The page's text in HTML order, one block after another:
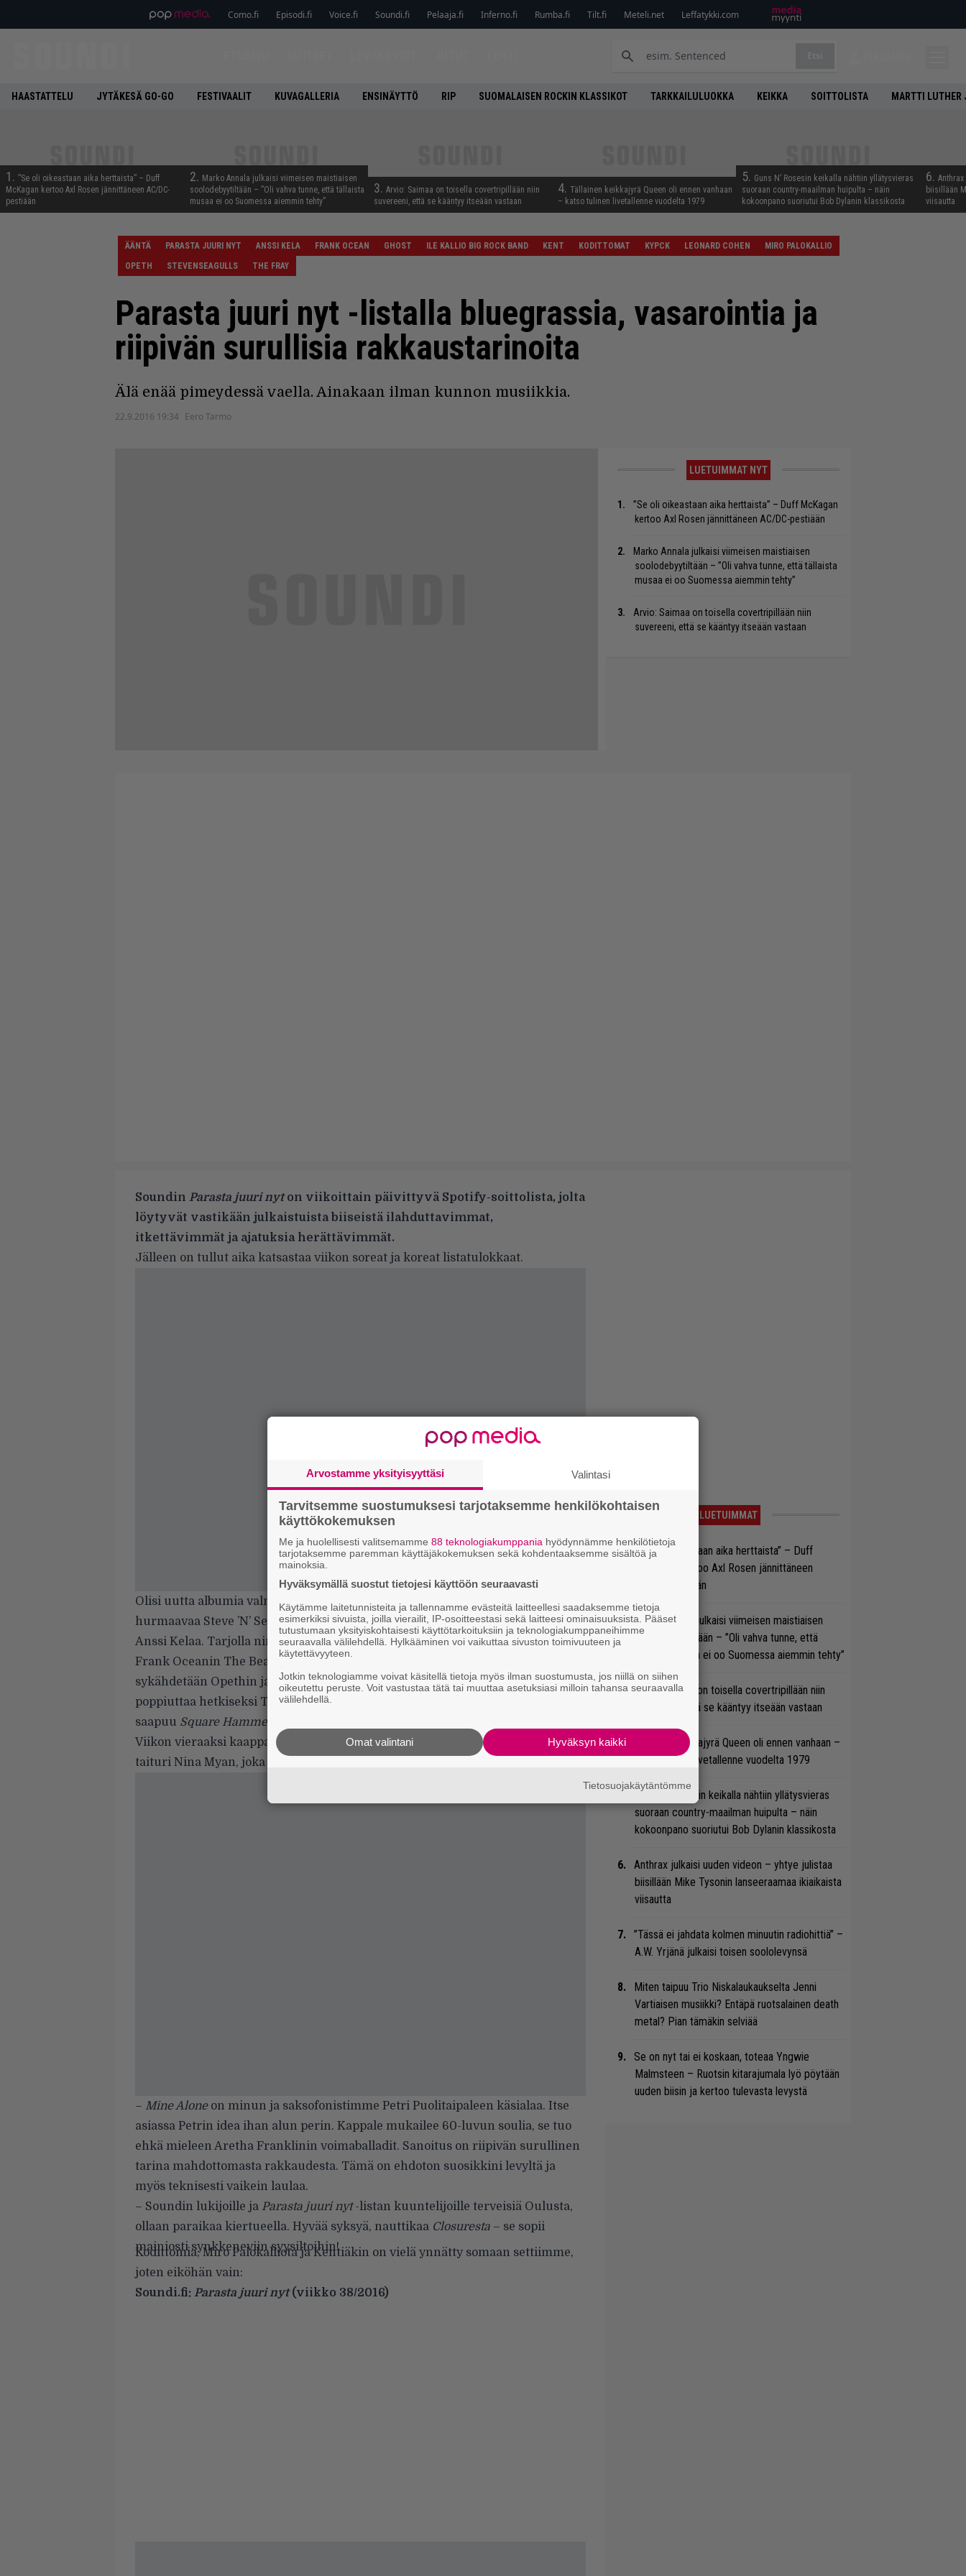
Como.fi Episodi.fi Voice.fi Soundi.fi Pelaaja.fi Inferno.fi Rumba.fi Tilt.fi Meteli.net Leffatykki.com
HAASTATTELU JYTÄKESÄ GO-GO FESTIVAALIT KUVAGALLERIA ENSINÄYTTÖ RIP SUOMALAISEN ROCKIN KLASSIKOT TARKKAILULUOKKA KEIKKA SOITTOLISTA MARTTI
1. ”Se oli oikeastaan aika herttaista” – Duff
McKagan kertoo Axl Rosen jännittäneen AC/DC-
pestiään
2. Marko Annala julkaisi viimeisen maistiaisen
soolodebyytiltään – ”Oli vahva tunne, että tällaista
musaa ei oo Suomessa aiemmin tehty”
3. Arvio: Saimaa on toisella covertripillään niin
suvereeni, että se kääntyy itseään vastaan
4. Tällainen keikkajyrä Queen oli ennen vanhaan
– katso tulinen livetallenne vuodelta 1979
5. Guns N’ Rosesin keikalla nähtiin yllätysvieras
suoraan country-maailman huipulta – näin
kokoonpano suoriutui Bob Dylanin klassikosta
6.
biisillään
viisautta
ÄÄNTÄ PARASTA JUURI NYT ANSSI KELA FRANK OCEAN GHOST ILE KALLIO BIG ROCK BAND KENT KODITTOMAT KYPCK LEONARD COHEN
MIRO PALOKALLIO
OPETH
STEVENSEAGULLS THE FRAY
Parasta juuri nyt -listalla bluegrassia, vasarointia ja
riipivän surullisia rakkaustarinoita
Älä enää pimeydessä vaella. Ainakaan ilman kunnon musiikkia.
22.9.2016 19:34 Eero Tarmo
LUETUIMMAT NYT
”Se oli oikeastaan aika herttaista” – Duff McKagan
kertoo Axl Rosen jännittäneen AC/DC-pestiään
Marko Annala julkaisi viimeisen maistiaisen
soolodebyytiltään – ”Oli vahva tunne, että tällaista
musaa ei oo Suomessa aiemmin tehty”
Arvio: Saimaa on toisella covertripillään niin
suvereeni, että se kääntyy itseään vastaan
Soundin Parasta juuri nyton viikoittain päivittyvä Spotify-soittolista, jolta
löytyvät vastikään julkaistuista biiseistä ilahduttavimmat,
itkettävimmät ja ajatuksia herättävimmät.
Jälleen on tullut aika katsastaa viikon soreat ja koreat listatulokkaat.
Olisi uutta albumia valmistelevaa Leonard Cohenia
, Jenkkilässä asti
hurmaavaa Steve ’N’ Seagullsia(pääkuvassa),Ile Kallio Big Rock Bandiaja
Anssi Kelaa. Tarjolla nimittäin.
Frank Oceanin The Beatles -kaistaa
sykähdetään Opethin ja KYPCKinvälittömään tuntumaan. Sitten tunnelmaa
poppiuttaa hetkiseksi The Fray, kunnes
saapuu Square Hammerilla
Viikon vieraaksi kaappasimme
Closure-albuminsa taannoin julkaisseen jazz-
taituri Nina Myan, joka tarinoi
– Mine Aloneon minun ja saksofonistimme Petri Puolitaipaleen käsialaa. Itse
asiassa Petrin idea ihan alun perin. Kappale mukailee 60-luvun soulia, se tuo
ehkä mieleen Aretha Franklinin voimaballadit. Sanoitus on riipivän surullinen
tarina mahdottomasta rakkaudesta. Tämä on ehdoton suosikkini levyltä ja
myös teknisesti vaikein laulaa.
– Soundin lukijoille ja Parasta juuri nyt-listan kuuntelijoille terveisiä Oulusta,
ollaan paraikaa kiertueella. Hyvää syksyä, nauttikaa Closuresta – se sopii
mainiosti synkkeneviin syysiltoihin!
Kodittomia,Miro PalokalliotajaKentiäkin on vielä ynnätty somaan settiimme,
joten eiköhän vain:
Soundi.fi: Parasta juuri nyt(viikko 38/2016)
LUETUIMMAT
”Se oli oikeastaan aika herttaista” – Duff
McKagan kertoo Axl Rosen jännittäneen
AC/DC-pestiään
Marko Annala julkaisi viimeisen maistiaisen
soolodebyytiltään – ”Oli vahva tunne, että
tällaista musaa ei oo Suomessa aiemmin tehty”
Arvio: Saimaa on toisella covertripillään niin
suvereeni, että se kääntyy itseään vastaan
Tällainen keikkajyrä Queen oli ennen vanhaan –
katso tulinen livetallenne vuodelta 1979
Guns N’ Rosesin keikalla nähtiin yllätysvieras
suoraan country-maailman huipulta – näin
kokoonpano suoriutui Bob Dylanin klassikosta
Anthrax julkaisi uuden videon – yhtye julistaa
biisillään Mike Tysonin lanseeraamaa ikiaikaista
viisautta
”Tässä ei jahdata kolmen minuutin radiohittiä” –
A.W. Yrjänä julkaisi toisen soololevynsä
Miten taipuu Trio Niskalaukaukselta Jenni
Vartiaisen musiikki? Entäpä ruotsalainen death
metal? Pian tämäkin selviää
Se on nyt tai ei koskaan, toteaa Yngwie
Malmsteen – Ruotsin kitarajumala lyö pöytään
uuden biisin ja kertoo tulevasta levystä
Arvostamme yksityisyyttäsi Valintasi
Tarvitsemme suostumuksesi tarjotaksemme henkilökohtaisen
käyttökokemuksen
Me ja huolellisesti valitsemamme 88 teknologiakumppania hyödynnämme henkilötietoja
tarjotaksemme paremman käyttäjäkokemuksen sekä kohdentaaksemme sisältöä ja
mainoksia.
Hyväksymällä suostut tietojesi käyttöön seuraavasti
Käytämme laitetunnisteita ja tallennamme evästeitä laitteellesi saadaksemme tietoja
esimerkiksi sivuista, joilla vierailit, IP-osoitteestasi sekä laitteesi ominaisuuksista. Pääset
tutustumaan yksityiskohtaisesti käyttötarkoituksiin ja teknologiakumppaneihimme
seuraavalla välilehdellä. Hylkääminen voi vaikuttaa sivuston toimivuuteen ja
käytettävyyteen.
Jotkin teknologiamme voivat käsitellä tietoja myös ilman suostumusta, jos niillä on siihen
oikeutettu peruste. Voit vastustaa tätä tai muuttaa asetuksiasi milloin tahansa seuraavalla
välilehdellä.
Hyväksyn kaikki
Omat valintani
Tietosuojakäytäntömme